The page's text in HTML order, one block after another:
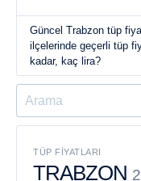
Güncel Trabzon tüp
ilçelerinde geçerli tüp
kadar, kaç lira?
TÜP FIYATLARI
TRABZON